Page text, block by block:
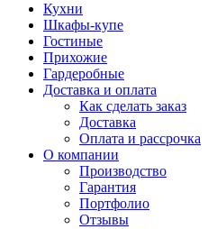
Кухни
Шкафы-купе
Гостиные
Прихожие
Гардеробные
Доставка и оплата
Как сделать заказ
Доставка
Оплата и рассрочка
О компании
Производство
Гарантия
Портфолио
Отзывы